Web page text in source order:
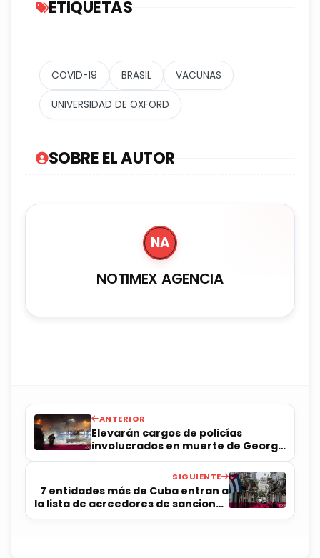
ETIQUETAS
COVID-19 BRASIL VACUNAS
UNIVERSIDAD DE OXFORD
SOBRE EL AUTOR
NA
NOTIMEX AGENCIA
ANTERIOR
Elevarán cargos de policías
involucrados en muerte de George
Floyd
SIGUIENTE
7 entidades más de Cuba entran a
la lista de acreedores de sanciones
de EUA